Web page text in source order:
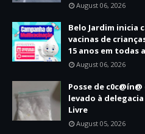
August 06, 2026
Belo Jardim inicia
vacinas de
15 anos em todas
August 06, 2026
Posse de
levado à
Livre
August 05, 2026